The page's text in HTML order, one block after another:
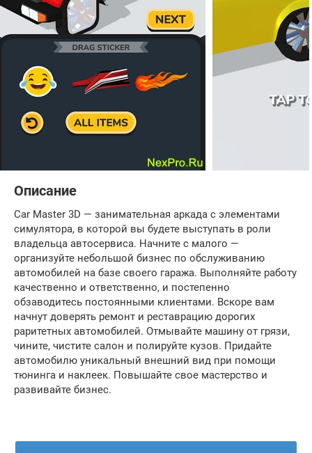
Описание
Car Master 3D — занимательная аркада с элементами
симулятора, в которой вы будете выступать в роли
владельца автосервиса. Начните с малого —
организуйте небольшой бизнес по обслуживанию
автомобилей на базе своего гаража. Выполняйте работу
качественно и ответственно, и постепенно
обзаводитесь постоянными клиентами. Вскоре вам
начнут доверять ремонт и реставрацию дорогих
раритетных автомобилей. Отмывайте машину от грязи,
чините, чистите салон и полируйте кузов. Придайте
автомобилю уникальный внешний вид при помощи
тюнинга и наклеек. Повышайте свое мастерство и
развивайте бизнес.